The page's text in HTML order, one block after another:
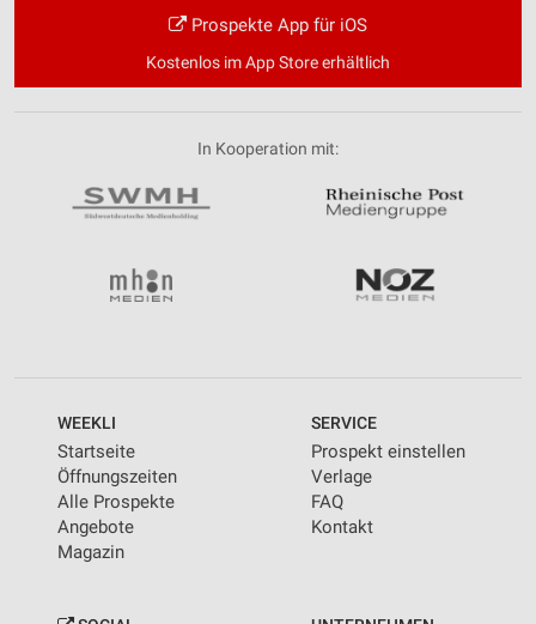
Prospekte App für iOS
Kostenlos im App Store erhältlich
In Kooperation mit:
WEEKLI
Startseite
Öffnungszeiten
Alle Prospekte
Angebote
Magazin
SERVICE
Prospekt einstellen
Verlage
FAQ
Kontakt